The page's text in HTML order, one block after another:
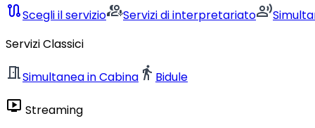
routeScegli il serviziointerpreter_modeServizi di interpretariatorecord_voice_over
Servizi Classici
meeting_roomSimultanea in Cabina directions_walk Bidule
live_tv Streaming